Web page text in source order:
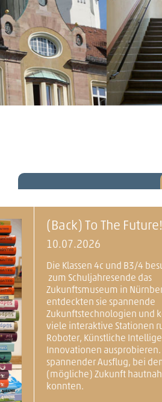
(Back) To The Future!
10.07.2026
Die Klassen 4c und B3/4
zum Schuljahresende das
Zukunftsmuseum in
entdeckten sie spannende
Zukunftstechnologien und
viele interaktive Stationen
Roboter, Künstliche
Innovationen ausprobieren.
spannender Ausflug, bei
(mögliche) Zukunft
konnten.